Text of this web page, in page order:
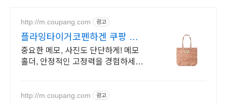
http://m.coupang.com 광고
플라잉타이거코펜하겐 쿠팡 사
무실, 주방 어디든!
중요한 메모, 사진도 단단하게! 메모
홀더, 안정적인 고정력을 경험하세요.
세요.
http://m.coupang.com 광고